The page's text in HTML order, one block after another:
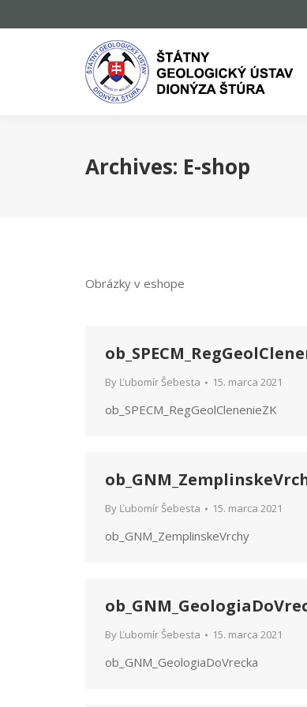
Archives: E-shop
Obrázky v eshope
By Ľubomír Šebesta 15. marca 2021
ob_SPECM_RegGeolClenenieZK
By Ľubomír Šebesta 15. marca 2021
ob_GNM_ZemplinskeVrchy
By Ľubomír Šebesta 15. marca 2021
ob_GNM_GeologiaDoVrecka